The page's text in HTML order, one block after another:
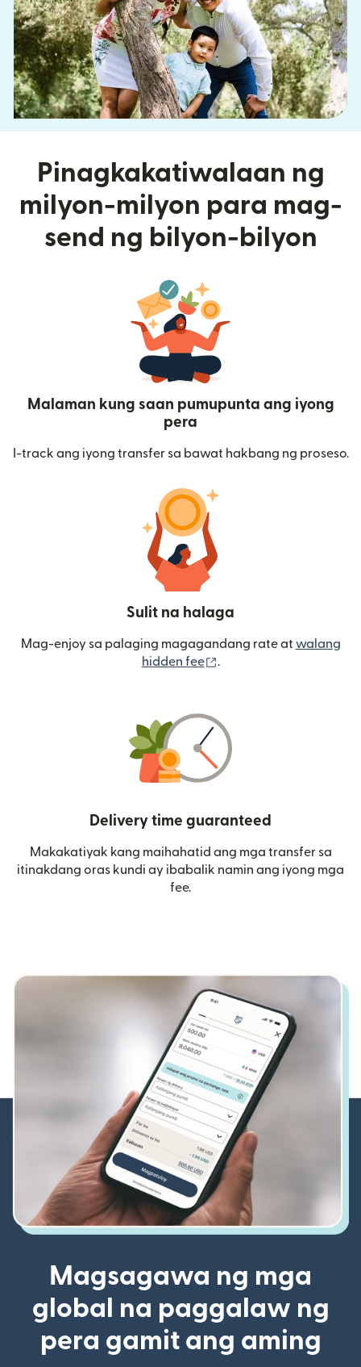
Pinagkakatiwalaan ng
milyon-milyon para mag-
send ng bilyon-bilyon
Malaman kung saan pumupunta ang iyong
pera
I-track ang iyong transfer sa bawat hakbang ng proseso.
Sulit na halaga
Mag-enjoy sa palaging magagandang rate at walang
hidden fee
.
Delivery time guaranteed
Makakatiyak kang maihahatid ang mga transfer sa
itinakdang oras kundi ay ibabalik namin ang iyong mga
fee.
Magsagawa ng mga
global na paggalaw ng
pera gamit ang aming